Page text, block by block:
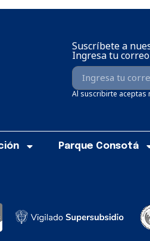
Suscríbete a
Ingresa tu correo
Al suscribirte aceptas
Parque Consotá